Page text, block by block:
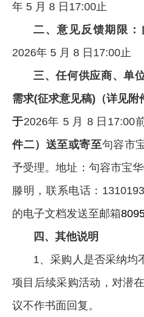
年 5 月 8 日17:00止
二、意见反馈期限
2026年 5 月 8 日17:00止
三、任何供应商、单
需求(征求意见稿)（详见
于2026年 5 月 8 日17:00前
件二）送至或寄至句容市
予受理。地址：句容市宝
滕明，联系电话：
的电子文档发送至邮箱
四、其他说明
1、采购人是否采纳均
项目后续采购活动，对潜
议不作书面回复。